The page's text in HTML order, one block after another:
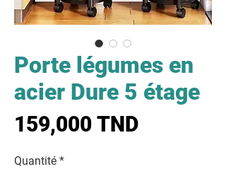
Porte légumes en
acier Dure 5 étage
159,000 TNDPrix
Quantité *